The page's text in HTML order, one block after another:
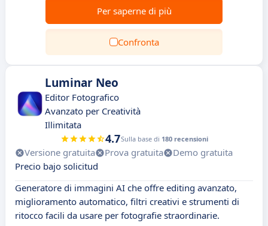
Per saperne di più
Confronta
Luminar Neo
Editor Fotografico
Avanzato per Creatività
Illimitata
4.7Sulla base di 180 recensioni
Versione gratuita Prova gratuita
Demo gratuita
Precio bajo solicitud
Generatore di immagini AI che offre editing avanzato,
miglioramento automatico, filtri creativi e strumenti di
ritocco facili da usare per fotografie straordinarie.